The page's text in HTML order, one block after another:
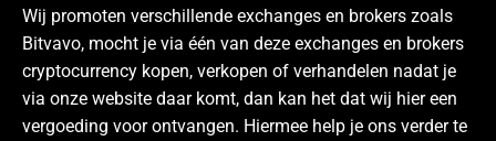
Wij promoten verschillende exchanges en brokers zoals
Bitvavo, mocht je via één van deze exchanges en brokers
cryptocurrency kopen, verkopen of verhandelen nadat je
via onze website daar komt, dan kan het dat wij hier een
vergoeding voor ontvangen. Hiermee help je ons verder te